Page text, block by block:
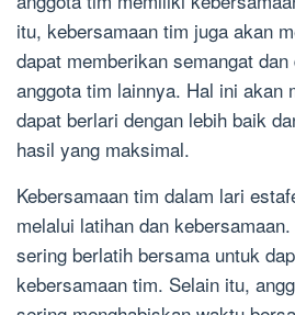
itu, kebersamaan tim juga akan
dapat memberikan semangat
anggota tim lainnya. Hal ini akan
dapat berlari dengan lebih baik
hasil yang maksimal.
Kebersamaan tim dalam lari
melalui latihan dan
sering berlatih bersama untuk
kebersamaan tim. Selain itu,